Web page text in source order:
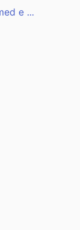
e ...